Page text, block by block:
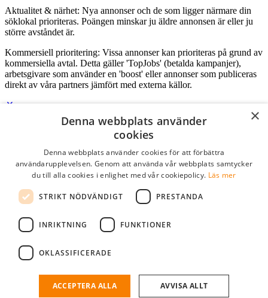
Aktualitet & närhet: Nya annonser och de som ligger närmare din
söklokal prioriteras. Poängen minskar ju äldre annonsen är eller ju
större avståndet är.
Kommersiell prioritering: Vissa annonser kan prioriteras på grund av
kommersiella avtal. Detta gäller 'TopJobs' (betalda kampanjer),
arbetsgivare som använder en 'boost' eller annonser som publiceras
direkt av våra partners jämfört med externa källor.
Logga in som företag
Lösenord
kom ihåg mig
logga in
Kostnadsfri företagsprofil
och söka efter passande kandidater till ditt företag.
×
Denna webbplats använder
cookies
Denna webbplats använder cookies för att förbättra
användarupplevelsen. Genom att använda vår webbplats samtycker
du till alla cookies i enlighet med vår cookiepolicy. Läs mer
STRIKT NÖDVÄNDIGT PRESTANDA
INRIKTNING FUNKTIONER
OKLASSIFICERADE
ACCEPTERA ALLA AVVISA ALLT